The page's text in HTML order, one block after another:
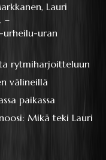
Lauri
–
urheilu-uran
rytmiharjoitteluun
välineillä
paikassa
Mikä teki Lauri